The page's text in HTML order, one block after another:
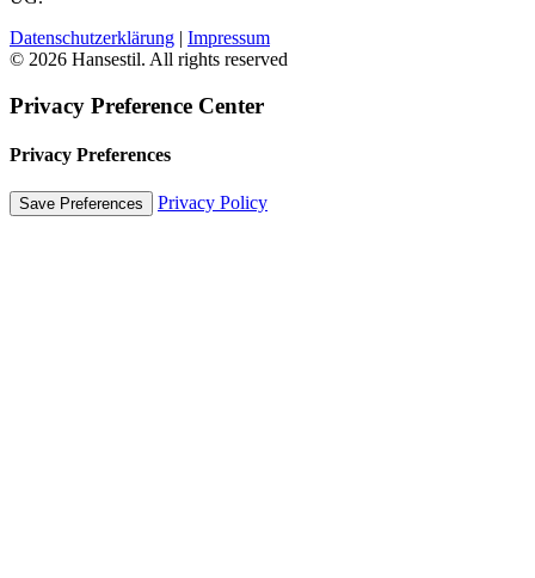
Datenschutzerklärung | Impressum
© 2026 Hansestil. All rights reserved
Privacy Preference Center
Privacy Preferences
Privacy Policy